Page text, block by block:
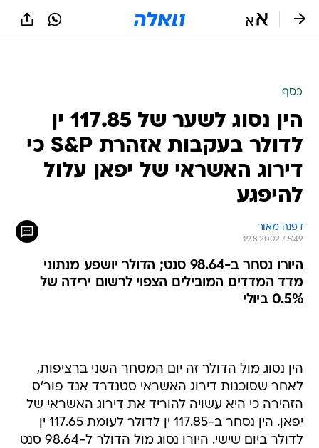
כסף
הין נסוג לשער של 117.85 ין
לדולר בעקבות אזהרת S&P כי
דירוג האשראי של יפאן עלול
להיפגע
דפנה מאור
19.8.2002 / 5:49
היורו נסחר ב-98.64 סנט; הדולר יושפע מנתוני
מדד המדדים המובילים הצפוי לרשום ירידה של
0.5% ביולי
הין נסוג מול הדולר זה יום המסחר השני ברציפות,
לאחר שסוכנות דירוג האשראי סטנדרד אנד פור'ס
הזהירה כי היא עשויה להוריד את דירוג האשראי של
יפאן. הין נסחר ב-117.85 ין לדולר לעומת 117.65 ין
לדולר ביום שישי. היורו נסוג מול הדולר ל-98.64 סנט